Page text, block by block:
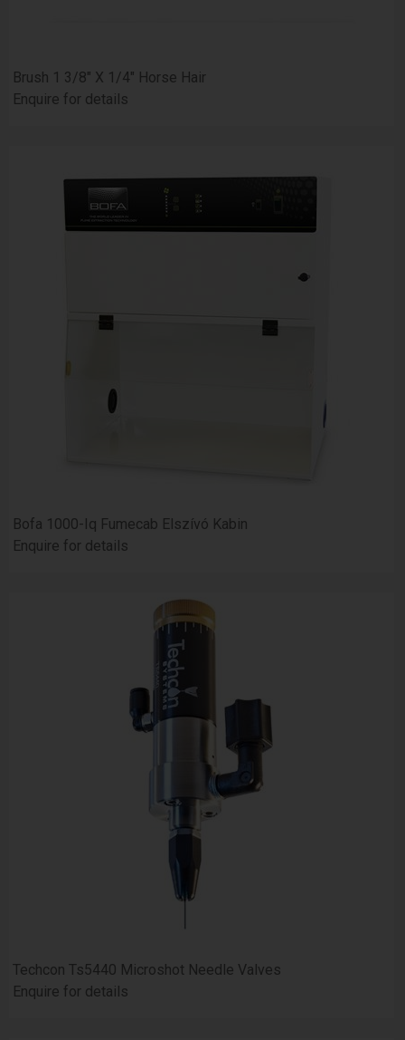
Brush 1 3/8" X 1/4" Horse Hair
Enquire for details
Bofa 1000-Iq Fumecab Elszívó Kabin
Enquire for details
Techcon Ts5440 Microshot Needle Valves
Enquire for details